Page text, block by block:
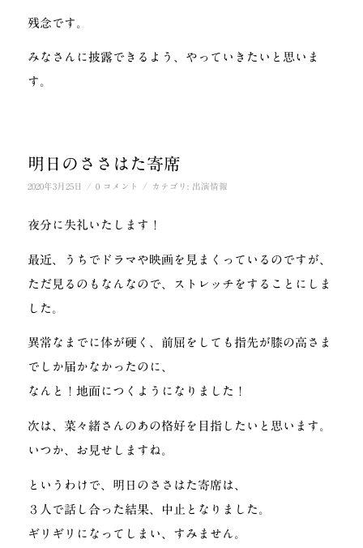
残念です。
みなさんに披露できるよう、やっていきたいと思いま
す。
明日のささはた寄席
2020年3月25日 / 0 コメント / カテゴリ: 出演情報
夜分に失礼いたします！
最近、うちでドラマや映画を見まくっているのですが、
ただ見るのもなんなので、ストレッチをすることにしま
した。
異常なまでに体が硬く、前屈をしても指先が膝の高さま
でしか届かなかったのに、
なんと！地面につくようになりました！
次は、菜々緒さんのあの格好を目指したいと思います。
いつか、お見せしますね。
というわけで、明日のささはた寄席は、
３人で話し合った結果、中止となりました。
ギリギリになってしまい、すみません。